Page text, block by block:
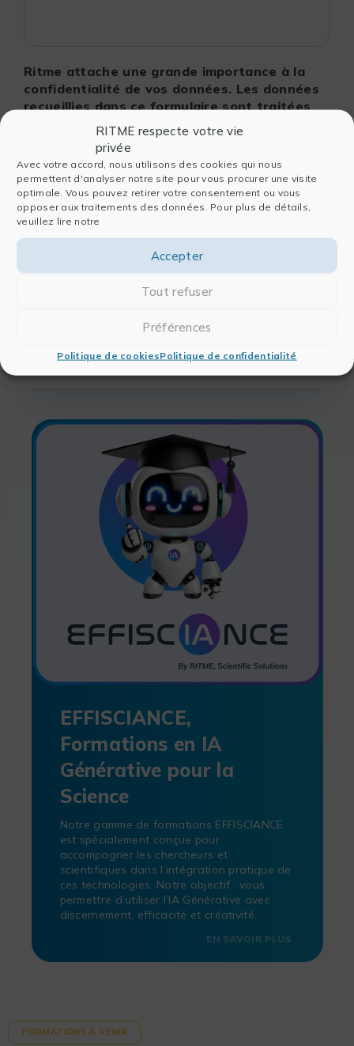
RITME respecte votre vie
privée
Avec votre accord, nous utilisons des cookies qui nous
permettent d'analyser notre site pour vous procurer une visite
optimale. Vous pouvez retirer votre consentement ou vous
opposer aux traitements des données. Pour plus de détails,
veuillez lire notre
Accepter
Tout refuser
Préférences
Politique de cookiesPolitique de confidentialité
Ritme attache une grande importance à la
confidentialité de vos données. Les données
recueillies dans ce formulaire sont traitées
par Ritme afin notamment de gérer votre
demande de contact, votre inscription sur le
site et de vous envoyer des newsletters
(actualités, produits, événements). Pour en
savoir plus sur la gestion de vos données
personnelles et pour exercer vos droits, nous
vous invitons à prendre connaissance de
ENVOYER MA DEMANDE
EFFISCIANCE,
Formations en IA
Générative pour la
Science
Notre gamme de formations EFFISCIANCE
est spécialement conçue pour
accompagner les chercheurs et
scientifiques dans l’intégration pratique de
ces technologies. Notre objectif : vous
permettre d’utiliser l’IA Générative avec
discernement, efficacité et créativité.
EN SAVOIR PLUS
FORMATIONS À VENIR